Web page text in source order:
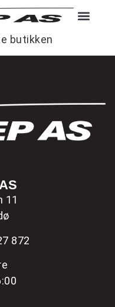
butikken
11
872